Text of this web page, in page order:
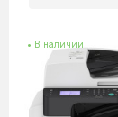
• В наличии